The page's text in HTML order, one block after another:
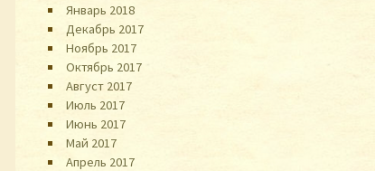
Январь 2018
Декабрь 2017
Ноябрь 2017
Октябрь 2017
Август 2017
Июль 2017
Июнь 2017
Май 2017
Апрель 2017